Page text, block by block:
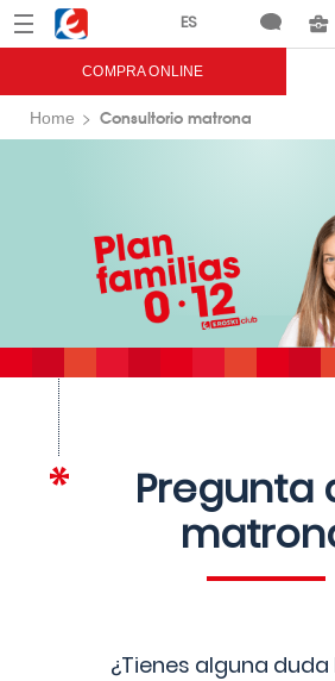
Menú Eroski
COMPRA ONLINE
Home Consultorio matrona
Pregunta
¿Tienes alguna